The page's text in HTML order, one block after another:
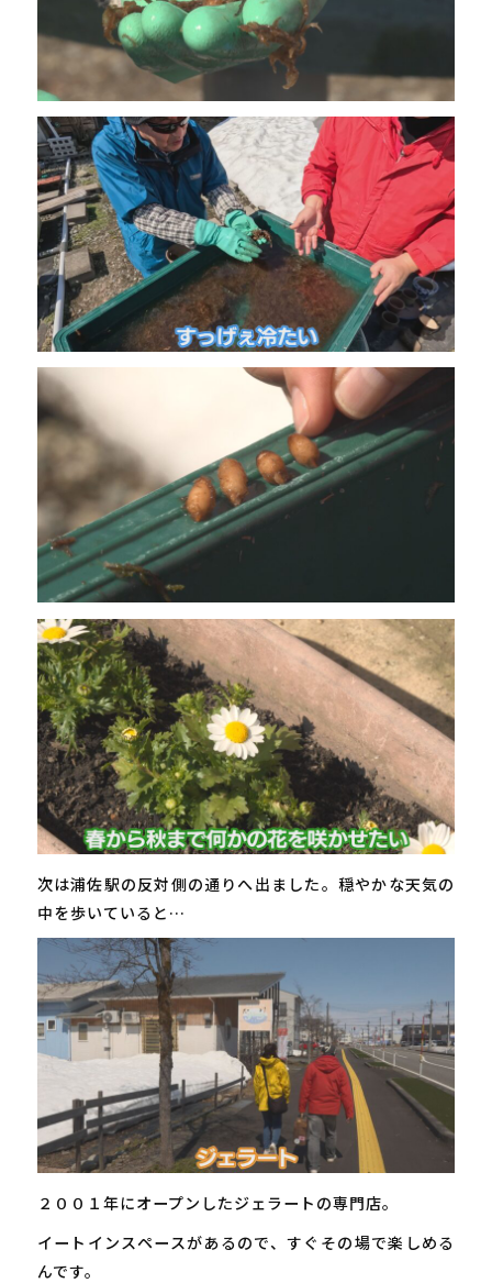
次は浦佐駅の反対側の通りへ出ました。穏やかな天気の
中を歩いていると…
２００１年にオープンしたジェラートの専門店。
イートインスペースがあるので、すぐその場で楽しめる
んです。